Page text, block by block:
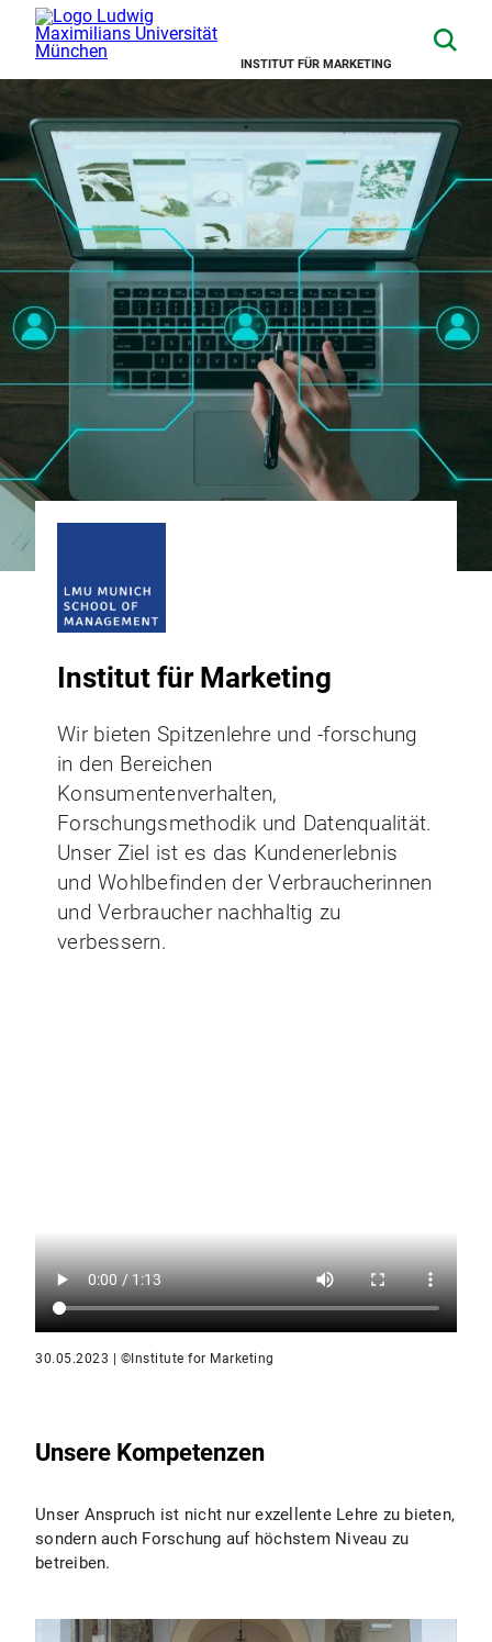
INSTITUT FÜR MARKETING
Institut für Marketing
Wir bieten Spitzenlehre und -forschung
in den Bereichen
Konsumentenverhalten,
Forschungsmethodik und Datenqualität.
Unser Ziel ist es das Kundenerlebnis
und Wohlbefinden der Verbraucherinnen
und Verbraucher nachhaltig zu
verbessern.
30.05.2023 | ©Institute for Marketing
Unsere Kompetenzen
Unser Anspruch ist nicht nur exzellente Lehre zu bieten,
sondern auch Forschung auf höchstem Niveau zu
betreiben.